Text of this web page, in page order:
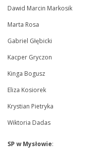
Dawid Marcin Markosik
Marta Rosa
Gabriel Głębicki
Kacper Gryczon
Kinga Bogusz
Eliza Kosiorek
Krystian Pietryka
Wiktoria Dadas
SP w Mysłowie: